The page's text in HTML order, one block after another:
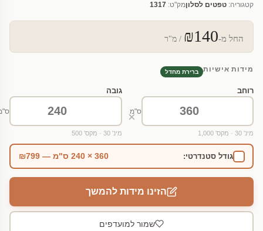
קטגוריה: טפטים לסלוןמק"ט: 1317
החל מ-₪140 / מ"ר
מידות אישיות ברירת מחדל
רוחב
ס"מ
מינ' 30 · מקס' 1,000
×
גובה
מינ' 30 · מקס' 500
גודל סטנדרטי: 360 × 240 ס"מ — ₪799
הזינו מידות להמשך
שמור למועדפים